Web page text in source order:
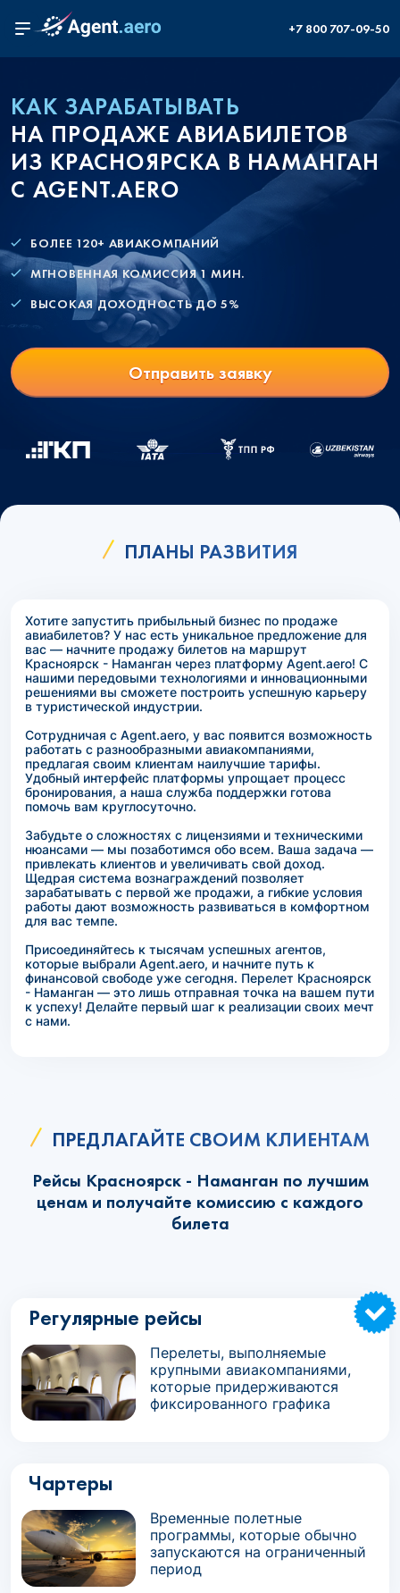
+7 800 707-09-50
КАК ЗАРАБАТЫВАТЬ
НА ПРОДАЖЕ АВИАБИЛЕТОВ
ИЗ КРАСНОЯРСКА В НАМАНГАН
С AGENT.AERO
БОЛЕЕ 120+ АВИАКОМПАНИЙ
МГНОВЕННАЯ КОМИССИЯ 1 МИН.
ВЫСОКАЯ ДОХОДНОСТЬ ДО 5%
Отправить заявку
ПЛАНЫ РАЗВИТИЯ
Хотите запустить прибыльный бизнес по продаже
авиабилетов? У нас есть уникальное предложение для
вас — начните продажу билетов на маршрут
Красноярск - Наманган через платформу Agent.aero! С
нашими передовыми технологиями и инновационными
решениями вы сможете построить успешную карьеру
в туристической индустрии.
Сотрудничая с Agent.aero, у вас появится возможность
работать с разнообразными авиакомпаниями,
предлагая своим клиентам наилучшие тарифы.
Удобный интерфейс платформы упрощает процесс
бронирования, а наша служба поддержки готова
помочь вам круглосуточно.
Забудьте о сложностях с лицензиями и техническими
нюансами — мы позаботимся обо всем. Ваша задача —
привлекать клиентов и увеличивать свой доход.
Щедрая система вознаграждений позволяет
зарабатывать с первой же продажи, а гибкие условия
работы дают возможность развиваться в комфортном
для вас темпе.
Присоединяйтесь к тысячам успешных агентов,
которые выбрали Agent.aero, и начните путь к
финансовой свободе уже сегодня. Перелет Красноярск
- Наманган — это лишь отправная точка на вашем пути
к успеху! Делайте первый шаг к реализации своих мечт
с нами.
ПРЕДЛАГАЙТЕ СВОИМ КЛИЕНТАМ
Рейсы Красноярск - Наманган по лучшим
ценам и получайте комиссию с каждого
билета
Регулярные рейсы
Перелеты, выполняемые
крупными авиакомпаниями,
которые придерживаются
фиксированного графика
Чартеры
Временные полетные
программы, которые обычно
запускаются на ограниченный
период